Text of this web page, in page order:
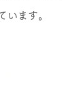
います。